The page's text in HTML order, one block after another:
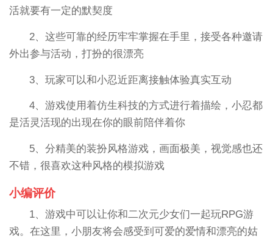
活就要有一定的默契度
2、这些可靠的经历牢牢掌握在手里，接受各种邀请
外出参与活动，打扮的很漂亮
3、玩家可以和小忍近距离接触体验真实互动
4、游戏使用着仿生科技的方式进行着描绘，小忍都
是活灵活现的出现在你的眼前陪伴着你
5、分精美的装扮风格游戏，画面极美，视觉感也还
不错，很喜欢这种风格的模拟游戏
小编评价
1、游戏中可以让你和二次元少女们一起玩RPG游
戏。在这里，小朋友将会感受到可爱的爱情和漂亮的姑